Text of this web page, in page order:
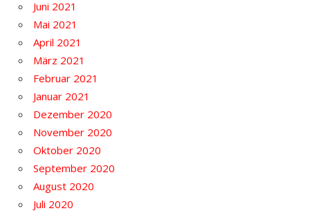
Juni 2021
Mai 2021
April 2021
März 2021
Februar 2021
Januar 2021
Dezember 2020
November 2020
Oktober 2020
September 2020
August 2020
Juli 2020